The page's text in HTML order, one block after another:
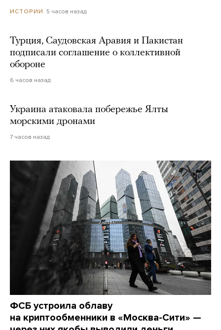
ИСТОРИИ 5 часов назад
Турция, Саудовская Аравия и Пакистан
подписали соглашение о коллективной
обороне
6 часов назад
Украина атаковала побережье Ялты
морскими дронами
7 часов назад
ФСБ устроила облаву
на криптообменники в «Москва-Сити» —